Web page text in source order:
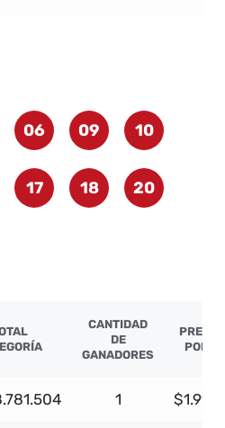
06 09 10
17 18 20
CANTIDAD
DE
GANADORES
POR
1